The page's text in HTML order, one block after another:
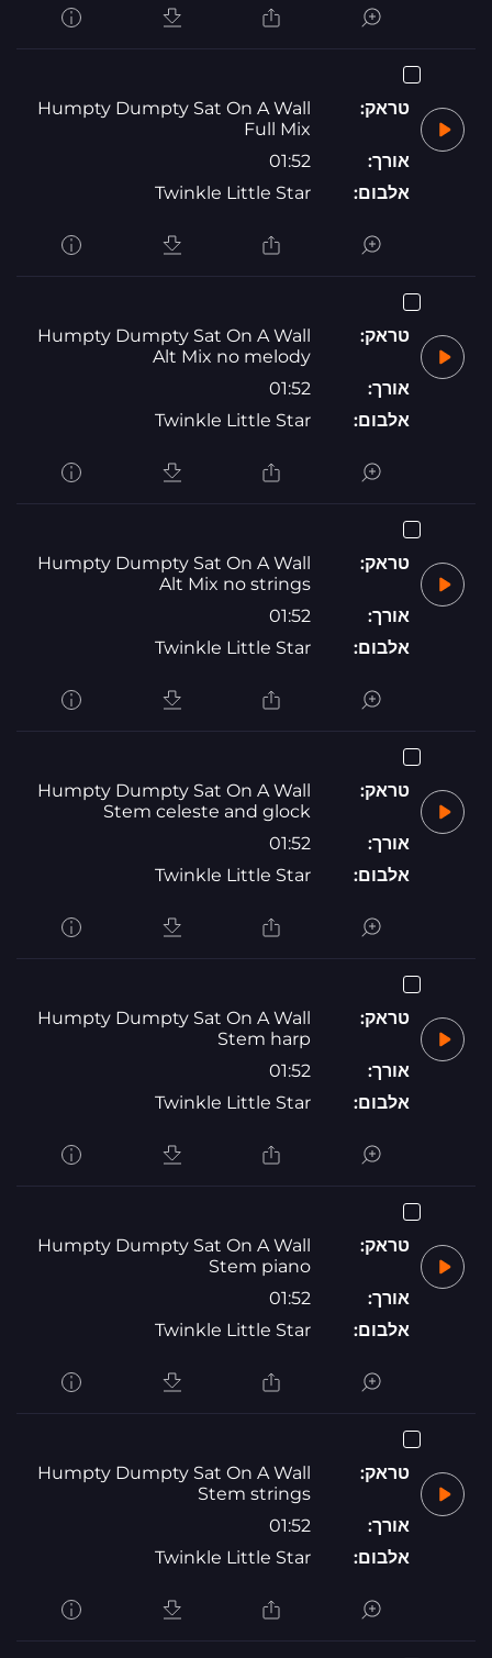
טראק:
Humpty Dumpty Sat On A Wall
Full Mix
אורך:
01:52
אלבום:
Twinkle Little Star
טראק:
Humpty Dumpty Sat On A Wall
Alt Mix no melody
אורך:
01:52
אלבום:
Twinkle Little Star
טראק:
Humpty Dumpty Sat On A Wall
Alt Mix no strings
אורך:
01:52
אלבום:
Twinkle Little Star
טראק:
Humpty Dumpty Sat On A Wall
Stem celeste and glock
אורך:
01:52
אלבום:
Twinkle Little Star
טראק:
Humpty Dumpty Sat On A Wall
Stem harp
אורך:
01:52
אלבום:
Twinkle Little Star
טראק:
Humpty Dumpty Sat On A Wall
Stem piano
אורך:
01:52
אלבום:
Twinkle Little Star
טראק:
Humpty Dumpty Sat On A Wall
Stem strings
אורך:
01:52
אלבום:
Twinkle Little Star